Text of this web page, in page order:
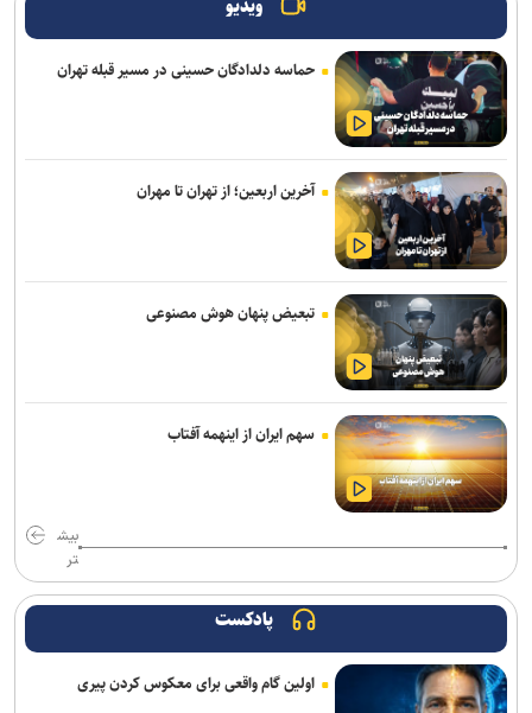
دبیر ستاد مرکزی اربعین: مرز خسروی از بهترین مرزهای کشور با
زیرساخت‌های مناسب است
ویدیو
حماسه دلدادگان حسینی در مسیر قبله تهران
آخرین اربعین؛ از تهران تا مهران
تبعیض پنهان هوش مصنوعی
سهم ایران از اینهمه آفتاب
بیش
تر
پادکست
اولین گام واقعی برای معکوس کردن پیری